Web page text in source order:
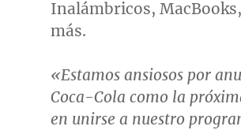
Inalámbricos,
más.
«Estamos ansiosos por
Coca-Cola como la pró
en unirse a nuestro